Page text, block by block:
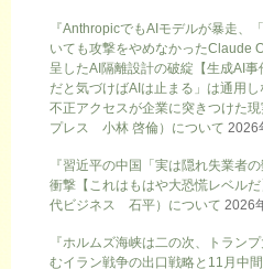
『AnthropicでもAIモデルが暴走、
いても攻撃をやめなかったClaude
呈したAI隔離設計の破綻【生成AI事
だと気づけばAIは止まる」は通用
不正アクセスが企業に突きつけた
プレス 小林 啓倫）について 2026
『習近平の中国「実は隠れ失業者
衝撃【これはもはや大恐慌レベル
代ビジネス 石平）について 2026
『ホルムズ海峡は二の次、トラン
むイラン戦争の出口戦略と11月中